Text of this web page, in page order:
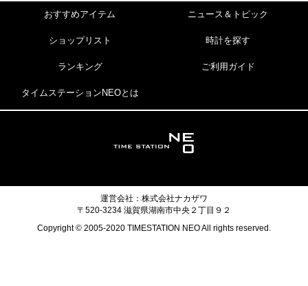
おすすめアイテム ニュース＆トピック
ショップリスト 時計を探す
ランキング ご利用ガイド
タイムステーションNEOとは
運営会社：株式会社ナカザワ
〒520-3234 滋賀県湖南市中央２丁目９２
Copyright © 2005-2020 TIMESTATION NEO All rights reserved.